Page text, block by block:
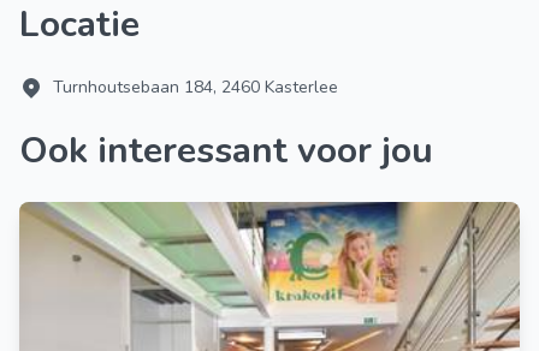
Locatie
Turnhoutsebaan 184, 2460 Kasterlee
Ook interessant voor jou